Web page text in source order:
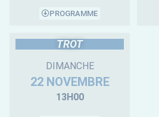
PROGRAMME
TROT
DIMANCHE
22 NOVEMBRE
13H00